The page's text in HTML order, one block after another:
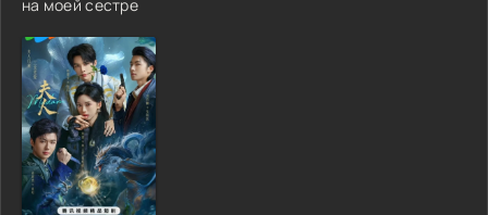
на моей сестре